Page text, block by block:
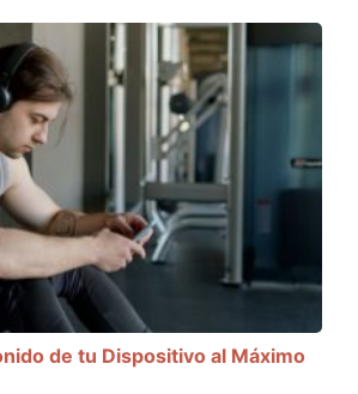
de tu Dispositivo al Máximo